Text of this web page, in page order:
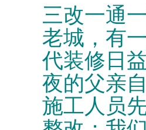
三改一通
老城，有
代装修日
夜的父亲
施工人员